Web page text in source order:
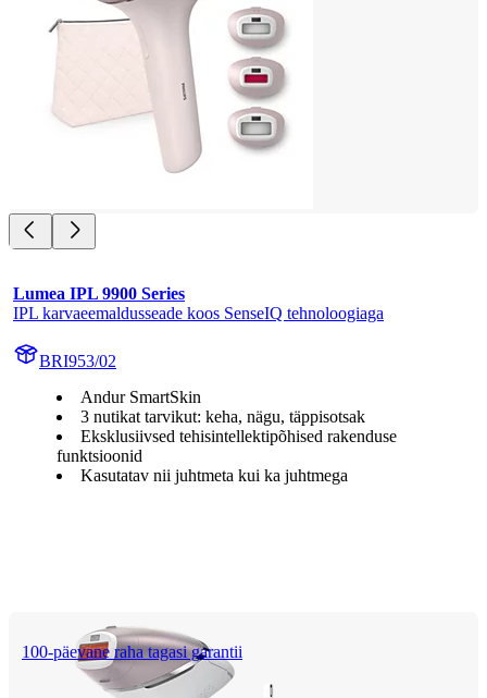
Lumea IPL 9900 Series
IPL karvaeemaldusseade koos SenseIQ tehnoloogiaga
BRI953/02
Andur SmartSkin
3 nutikat tarvikut: keha, nägu, täppisotsak
Eksklusiivsed tehisintellektipõhised rakenduse
funktsioonid
Kasutatav nii juhtmeta kui ka juhtmega
100-päevane raha tagasi garantii